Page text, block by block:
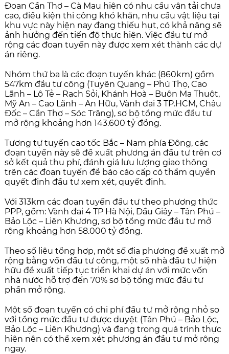
Đoạn Cần Thơ – Cà Mau hiện có nhu cầu vận tải chưa
cao, điều kiện thi công khó khăn, nhu cầu vật liệu tại
khu vực này hiện nay đang thiếu hụt, có khả năng sẽ
ảnh hưởng đến tiến độ thực hiện. Việc đầu tư mở
rộng các đoạn tuyến này được xem xét thành các dự
án riêng.
Nhóm thứ ba là các đoạn tuyến khác (860km) gồm
547km đầu tư công (Tuyên Quang – Phú Thọ, Cao
Lãnh – Lộ Tẻ – Rạch Sỏi, Khánh Hoà – Buôn Ma Thuột,
Mỹ An – Cao Lãnh – An Hữu, Vành đai 3 TP.HCM, Châu
Đốc – Cần Thơ – Sóc Trăng), sơ bộ tổng mức đầu tư
mở rộng khoảng hơn 143.600 tỷ đồng.
Tương tự tuyến cao tốc Bắc – Nam phía Đông, các
đoạn tuyến này sẽ đề xuất phương án đầu tư trên cơ
sở kết quả thu phí, đánh giá lưu lượng giao thông
trên các đoạn tuyến để báo cáo cấp có thẩm quyền
quyết định đầu tư xem xét, quyết định.
Với 313km các đoạn tuyến đầu tư theo phương thức
PPP, gồm: Vành đai 4 TP Hà Nội, Dầu Giây – Tân Phú –
Bảo Lộc – Liên Khương, sơ bộ tổng mức đầu tư mở
rộng khoảng hơn 58.000 tỷ đồng.
Theo số liệu tổng hợp, một số địa phương đề xuất mở
rộng bằng vốn đầu tư công, một số nhà đầu tư hiện
hữu đề xuất tiếp tục triển khai dự án với mức vốn
nhà nước hỗ trợ đến 70% sơ bộ tổng mức đầu tư
phần mở rộng.
Một số đoạn tuyến có chi phí đầu tư mở rộng nhỏ so
với tổng mức đầu tư được duyệt (Tân Phú – Bảo Lộc,
Bảo Lộc – Liên Khương) và đang trong quá trình thực
hiện nên có thể xem xét phương án đầu tư mở rộng
ngay.